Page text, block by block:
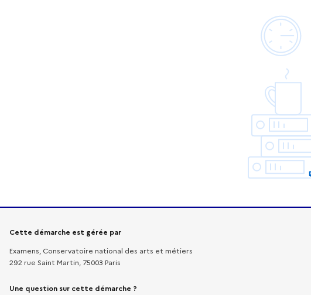
Informations sur la démarche
Cette démarche est gérée par
Examens, Conservatoire national des arts et métiers
292 rue Saint Martin, 75003 Paris
Une question sur cette démarche ?